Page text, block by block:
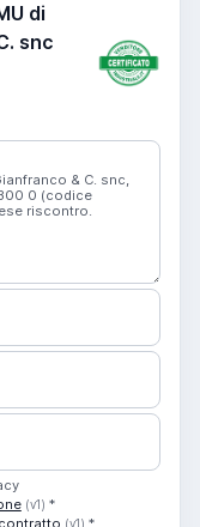
di
snc
(v1) *
(v1) *